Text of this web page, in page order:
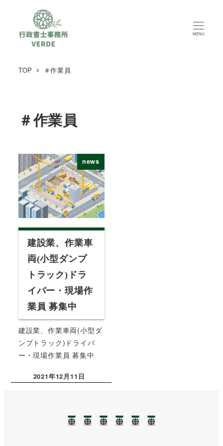
MENU
TOP ＃作業員
＃作業員
news
建設業、作業車
両(小型ダンプ
トラック)ドラ
イバー・現場作
業員 募集中
建設業、作業車両(小型ダ
ンプトラック)ドライバ
ー・現場作業員 募集中
投稿日
2021年12月11日
TOPNEWS❢❢
業
務
ブ
ロ
事
務
お
問